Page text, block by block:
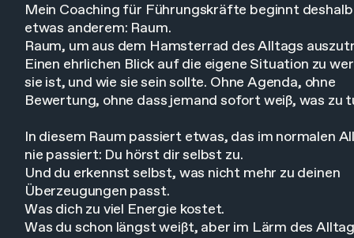
Mein Coaching für Führungskräfte beginnt
etwas anderem: Raum.
Raum, um aus dem Hamsterrad des Alltags
Einen ehrlichen Blick auf die eigene Situation zu
sie ist, und wie sie sein sollte. Ohne Agenda, ohne
Bewertung, ohne dass jemand sofort weiß, was zu
In diesem Raum passiert etwas, das im normalen
nie passiert: Du hörst dir selbst zu.
Und du erkennst selbst, was nicht mehr zu deinen
Überzeugungen passt.
Was dich zu viel Energie kostet.
Was du schon längst weißt, aber im Lärm des